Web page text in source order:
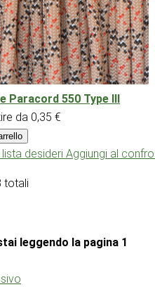
Paracord 550 Type III
da 0,35 €
desideri Aggiungi al
totali
leggendo la pagina 1